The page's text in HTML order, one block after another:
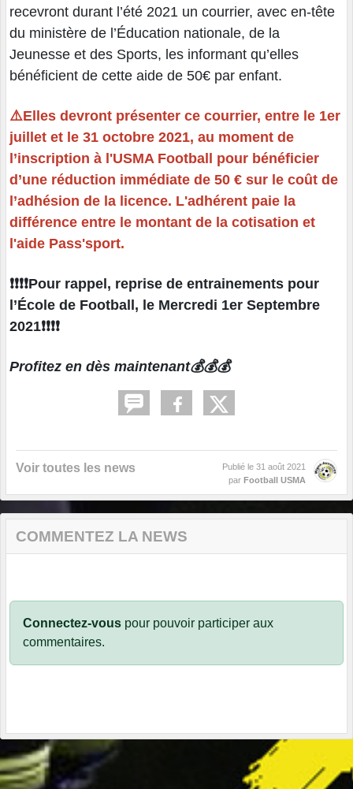
recevront durant l’été 2021 un courrier, avec en-tête
du ministère de l’Éducation nationale, de la
Jeunesse et des Sports, les informant qu’elles
bénéficient de cette aide de 50€ par enfant.
⚠️Elles devront présenter ce courrier, entre le 1er
juillet et le 31 octobre 2021, au moment de
l’inscription à l'USMA Football pour bénéficier
d’une réduction immédiate de 50 € sur le coût de
l’adhésion de la licence. L'adhérent paie la
différence entre le montant de la cotisation et
l'aide Pass'sport.
❗️❗️❗️❗️Pour rappel, reprise de entrainements pour
l’École de Football, le Mercredi 1er Septembre
2021❗️❗️❗️❗️
Profitez en dès maintenant💰💰💰
Voir toutes les news Publié le 31 août 2021
par Football USMA
COMMENTEZ LA NEWS
Connectez-vous pour pouvoir participer aux
commentaires.